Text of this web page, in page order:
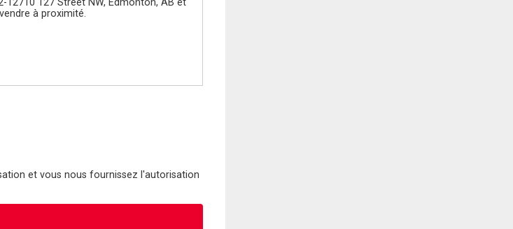
et vous nous fournissez l'autorisation